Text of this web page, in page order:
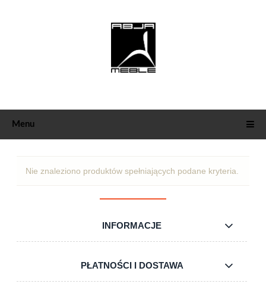
Menu
Nie znaleziono produktów spełniających podane kryteria.
INFORMACJE
PŁATNOŚCI I DOSTAWA